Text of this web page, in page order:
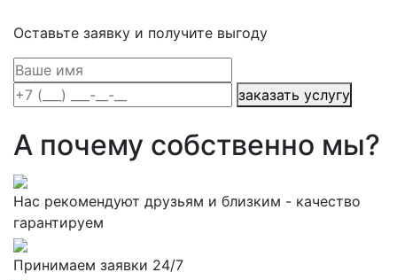
Оставьте заявку и получите выгоду
заказать услугу
А почему собственно мы?
Нас рекомендуют друзьям и близким - качество
гарантируем
Принимаем заявки 24/7